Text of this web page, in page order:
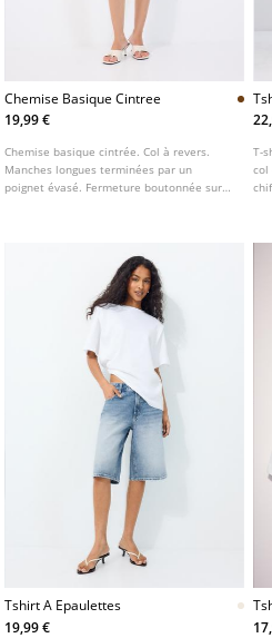
Chemise Basique Cintree
19,99 €
Chemise basique cintrée. Col à revers.
Manches longues terminées par un
poignet évasé. Fermeture boutonnée sur
T-
col
Tshirt A Epaulettes
19,99 €